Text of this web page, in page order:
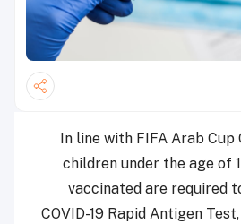
In line with FIFA Arab Cup
children under the age of
vaccinated are required
COVID-19 Rapid Antigen